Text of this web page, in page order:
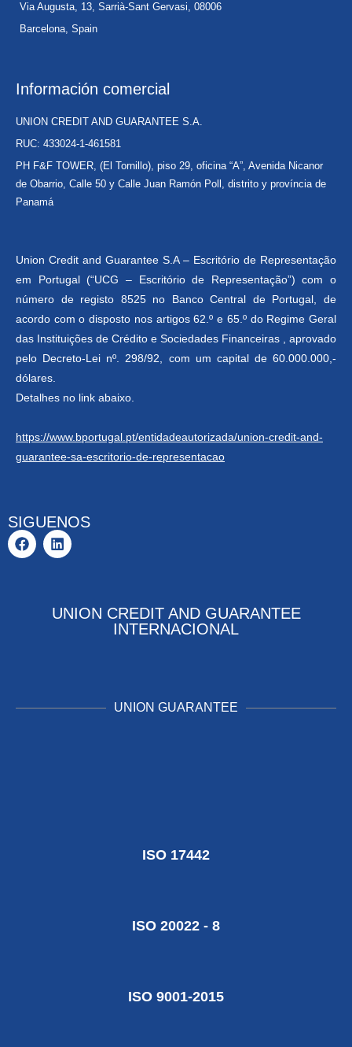
Via Augusta, 13, Sarrià-Sant Gervasi, 08006
Barcelona, Spain
Información comercial
UNION CREDIT AND GUARANTEE S.A.
RUC: 433024-1-461581
PH F&F TOWER, (El Tornillo), piso 29, oficina “A”, Avenida Nicanor
de Obarrio, Calle 50 y Calle Juan Ramón Poll, distrito y província de
Panamá
Union Credit and Guarantee S.A – Escritório de Representação
em Portugal (“UCG – Escritório de Representação”) com o
número de registo 8525 no Banco Central de Portugal, de
acordo com o disposto nos artigos 62.º e 65.º do Regime Geral
das Instituições de Crédito e Sociedades Financeiras , aprovado
pelo Decreto-Lei nº. 298/92, com um capital de 60.000.000,-
dólares.
Detalhes no link abaixo.
https://www.bportugal.pt/entidadeautorizada/union-credit-and-
guarantee-sa-escritorio-de-representacao
SIGUENOS
UNION CREDIT AND GUARANTEE
INTERNACIONAL
UNION GUARANTEE
ISO 17442
ISO 20022 - 8
ISO 9001-2015